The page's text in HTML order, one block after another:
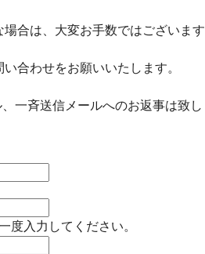
合は、大変お手数ではございます
合わせをお願いいたします。
一斉送信メールへのお返事は致し
度入力してください。